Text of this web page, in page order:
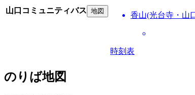
山口コミュニティバス 地図 香山(光台寺・
時刻表
のりば地図